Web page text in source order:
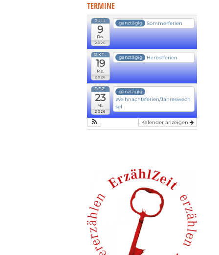
TERMINE
JULI
9
Do.
2026
ganztägig Sommerferien
OKT.
19
Mo.
2026
ganztägig Herbstferien
DEZ.
23
Mi.
2026
ganztägig
Weihnachtsferien/Jahreswech
sel
Kalender anzeigen